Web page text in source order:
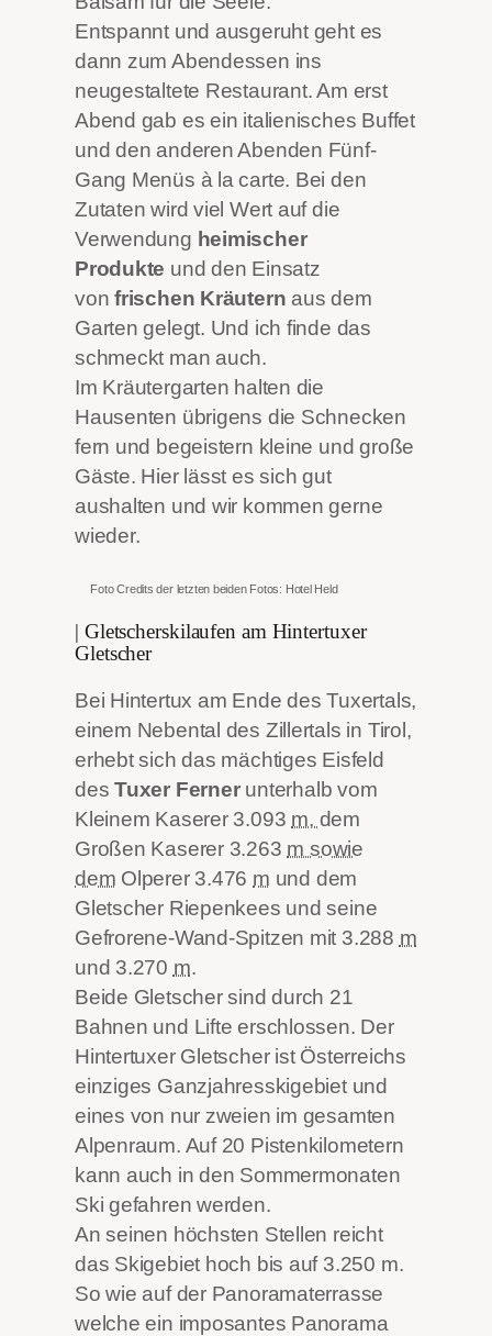
Entspannt und ausgeruht geht es
dann zum Abendessen ins
neugestaltete Restaurant. Am erst
Abend gab es ein italienisches Buffet
und den anderen Abenden Fünf-
Gang Menüs à la carte. Bei den
Zutaten wird viel Wert auf die
Verwendung heimischer
Produkte und den Einsatz
vonfrischen Kräutern aus dem
Garten gelegt. Und ich finde das
schmeckt man auch.
Im Kräutergarten halten die
Hausenten übrigens die Schnecken
fern und begeistern kleine und große
Gäste. Hier lässt es sich gut
aushalten und wir kommen gerne
wieder.
Foto Credits der letzten beiden Fotos: Hotel Held
| Gletscherskilaufen am Hintertuxer
Gletscher
Bei Hintertux am Ende des Tuxertals,
einem Nebental des Zillertals in Tirol,
erhebt sich das mächtiges Eisfeld
desTuxer Fernerunterhalb vom
Kleinem Kaserer 3.093 m, dem
Großen Kaserer 3.263 m sowie
dem Olperer 3.476 m und dem
Gletscher Riepenkees und seine
Gefrorene-Wand-Spitzen mit 3.288 m
und 3.270 m.
Beide Gletscher sind durch 21
Bahnen und Lifte erschlossen. Der
Hintertuxer Gletscher ist Österreichs
einziges Ganzjahresskigebiet und
eines von nur zweien im gesamten
Alpenraum. Auf 20 Pistenkilometern
kann auch in den Sommermonaten
Ski gefahren werden.
An seinen höchsten Stellen reicht
das Skigebiet hoch bis auf 3.250 m.
So wie auf der Panoramaterrasse
welche ein imposantes Panorama